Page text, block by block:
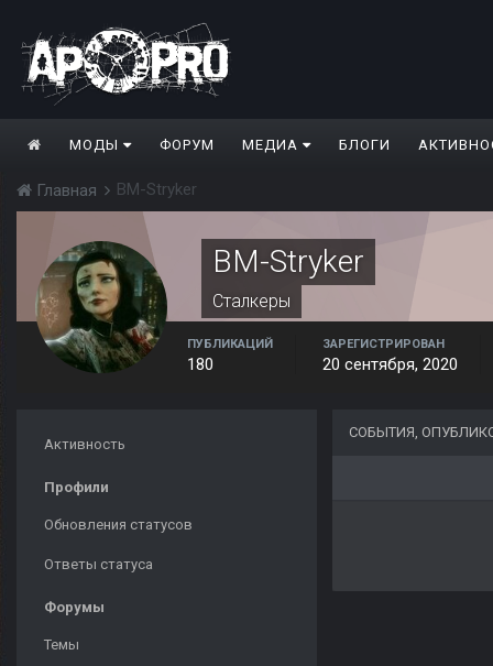
МОДЫ ФОРУМ МЕДИА БЛОГИ
Главная BM-Stryker
BM-Stryker
Сталкеры
ПУБЛИКАЦИЙ
180
ЗАРЕГИСТРИРОВАН
20 сентября, 2020
Активность
Профили
Обновления статусов
Ответы статуса
Форумы
Темы
СОБЫТИЯ,